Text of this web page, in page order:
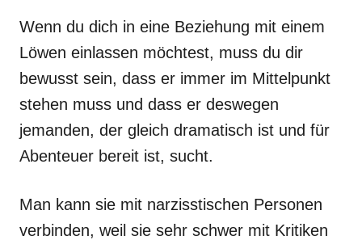
Wenn du dich in eine Beziehung mit einem
Löwen einlassen möchtest, muss du dir
bewusst sein, dass er immer im Mittelpunkt
stehen muss und dass er deswegen
jemanden, der gleich dramatisch ist und für
Abenteuer bereit ist, sucht.
Man kann sie mit narzisstischen Personen
verbinden, weil sie sehr schwer mit Kritiken